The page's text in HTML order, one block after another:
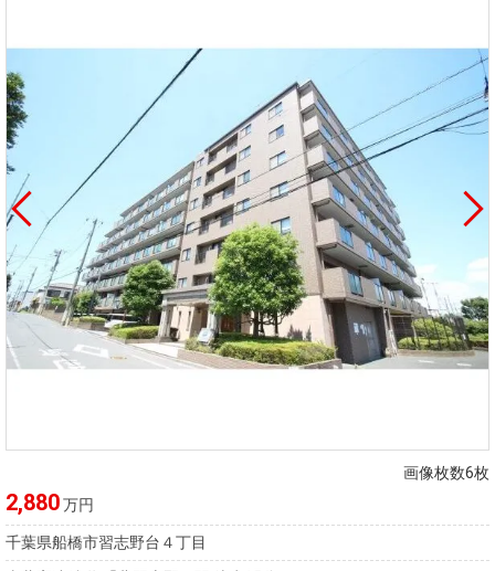
画像枚数6枚
2,880万円
千葉県船橋市習志野台４丁目